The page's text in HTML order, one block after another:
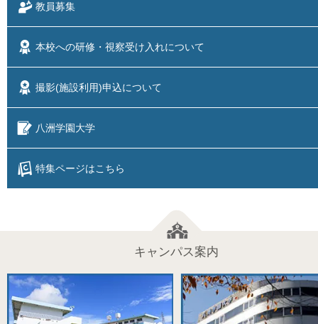
教員募集
本校への研修・視察受け入れについて
撮影(施設利用)申込について
八洲学園大学
特集ページはこちら
キャンパス案内